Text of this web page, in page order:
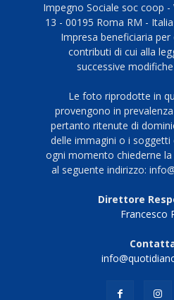
Impegno Sociale soc coop -
13 - 00195 Roma RM -
Impresa beneficiaria
contributi di cui alla
successive
Le foto riprodotte in
provengono in
pertanto ritenute di
delle immagini o i
ogni momento chiederne
al seguente indirizzo:
Direttore
Francesco